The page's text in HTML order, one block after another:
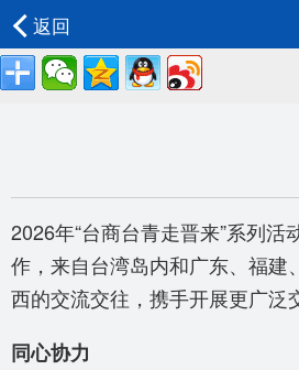
返回
2026年“台商台青走晋来”系列
作，来自台湾岛内和广东、福
西的交流交往，携手开展更广泛
同心协力